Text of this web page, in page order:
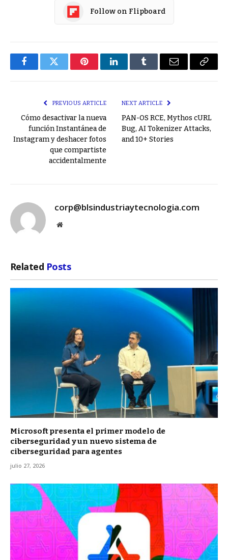
Follow on Flipboard
FacebookTwitter PinterestLinkedInTumblr Email
Copy
PREVIOUS ARTICLE
Cómo desactivar la nueva
función Instantánea de
Instagram y deshacer fotos
que compartiste
accidentalmente
NEXT ARTICLE
PAN-OS RCE, Mythos cURL
Bug, AI Tokenizer Attacks,
and 10+ Stories
corp@blsindustriaytecnologia.com
Website
Related Posts
Microsoft presenta el primer modelo de
ciberseguridad y un nuevo sistema de
ciberseguridad para agentes
julio 27, 2026